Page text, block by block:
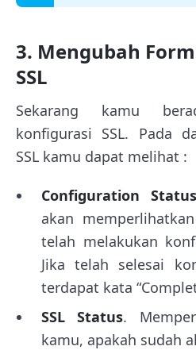
3. Mengubah
SSL
Sekarang kamu
konfigurasi SSL. Pada
SSL kamu dapat melihat :
Configuration Status
akan
telah melakukan
Jika telah selesai
terdapat kata
SSL Status.
kamu, apakah sudah